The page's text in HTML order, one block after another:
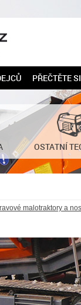
PŘEČTĚTE SI
OSTATNÍ
malotraktory a